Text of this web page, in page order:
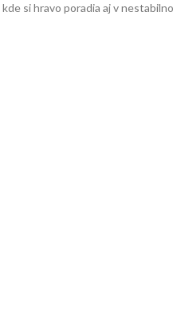
si hravo poradia aj v